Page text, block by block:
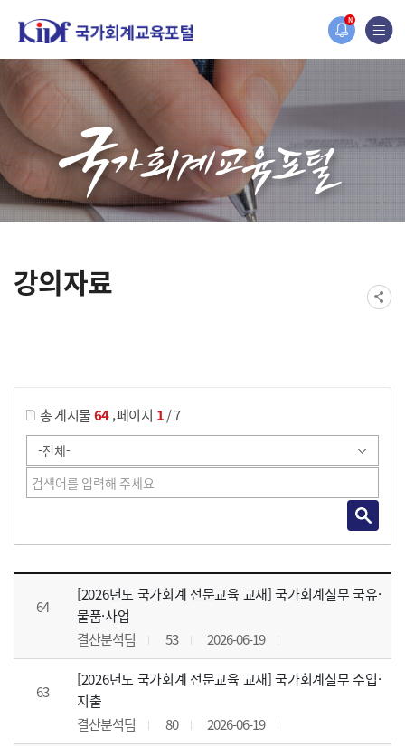
N
홈페이지가 새롭게 개편되었습니다.
한국조세재정연구원홈페이지가 새롭게 개설되었습니다.
강의자료
총 게시물64,페이지 1/ 7
강의자료 목록 으로 번호, 제목, 작성자, 조회수, 등록 일, 첨부파일로 나열 되고 있습니다.
64
[2026년도 국가회계 전문교육 교재] 국가회계실무 국유·
물품·사업
결산분석팀
53 2026-06-19
63
[2026년도 국가회계 전문교육 교재] 국가회계실무 수입·
지출
결산분석팀
80 2026-06-19